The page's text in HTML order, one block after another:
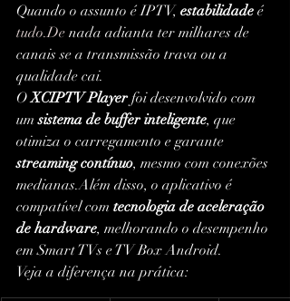
Quando o assunto é IPTV, estabilidade é
tudo.De nada adianta ter milhares de
canais se a transmissão trava ou a
qualidade cai.
O XCIPTV Player foi desenvolvido com
um sistema de buffer inteligente, que
otimiza o carregamento e garante
streaming contínuo, mesmo com conexões
medianas.Além disso, o aplicativo é
compatível com tecnologia de aceleração
de hardware, melhorando o desempenho
em Smart TVs e TV Box Android.
Veja a diferença na prática: